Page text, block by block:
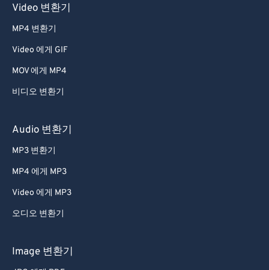
Video 변환기
MP4 변환기
Video 에게 GIF
MOV 에게 MP4
비디오 변환기
Audio 변환기
MP3 변환기
MP4 에게 MP3
Video 에게 MP3
오디오 변환기
Image 변환기